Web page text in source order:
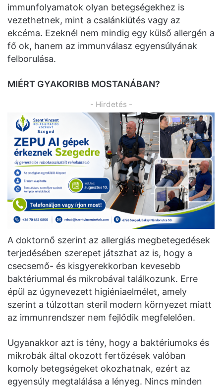
immunfolyamatok olyan betegségekhez is
vezethetnek, mint a csalánkiütés vagy az
ekcéma. Ezeknél nem mindig egy külső allergén a
fő ok, hanem az immunválasz egyensúlyának
felborulása.
MIÉRT GYAKORIBB MOSTANÁBAN?
- Hirdetés -
A doktornő szerint az allergiás megbetegedések
terjedésében szerepet játszhat az is, hogy a
csecsemő- és kisgyerekkorban kevesebb
baktériummal és mikrobával találkozunk. Erre
épül az úgynevezett higiéniaelmélet, amely
szerint a túlzottan steril modern környezet miatt
az immunrendszer nem fejlődik megfelelően.
Ugyanakkor azt is tény, hogy a baktériumoks és
mikrobák által okozott fertőzések valóban
komoly betegségeket okozhatnak, ezért az
egyensúly megtalálása a lényeg. Nincs minden